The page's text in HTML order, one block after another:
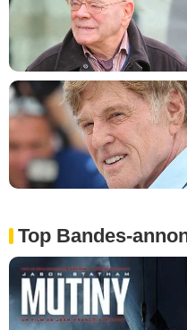
Top Bandes-